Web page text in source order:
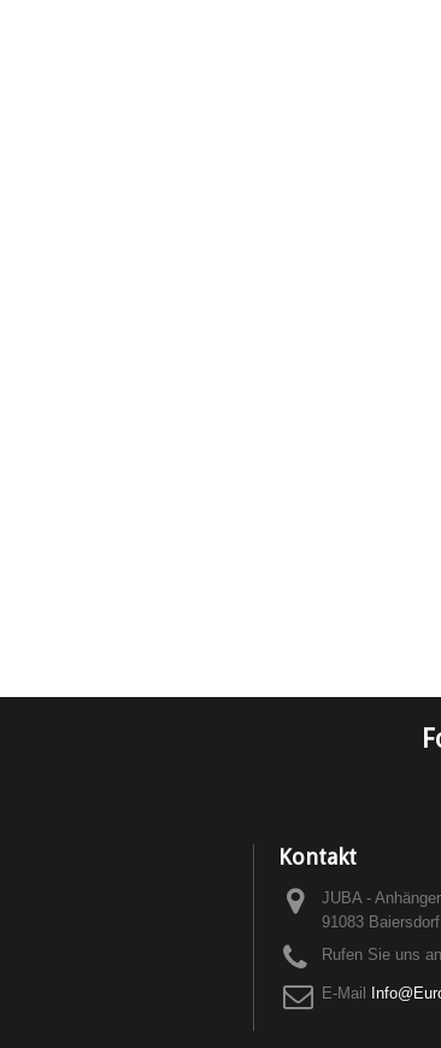
Kontakt
JUBA -
91083 Baiersdorf
Rufen Sie uns an
E-Mail